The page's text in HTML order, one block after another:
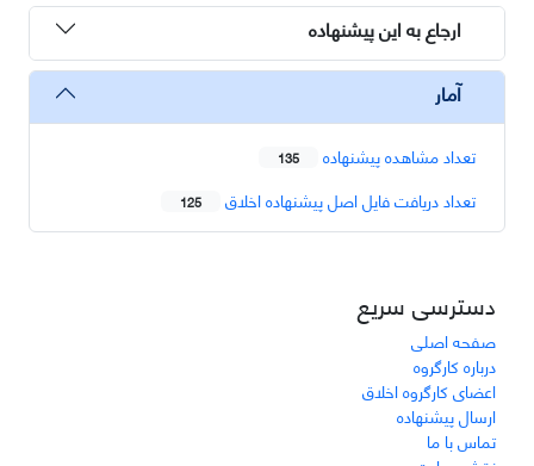
ارجاع به این پیشنهاده
آمار
تعداد مشاهده پیشنهاده 135
تعداد دریافت فایل اصل پیشنهاده اخلاق 125
دسترسی سریع
صفحه اصلی
درباره کارگروه
اعضای کارگروه اخلاق
ارسال پیشنهاده
تماس با ما